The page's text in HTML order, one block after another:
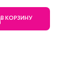
В КОРЗИНУ